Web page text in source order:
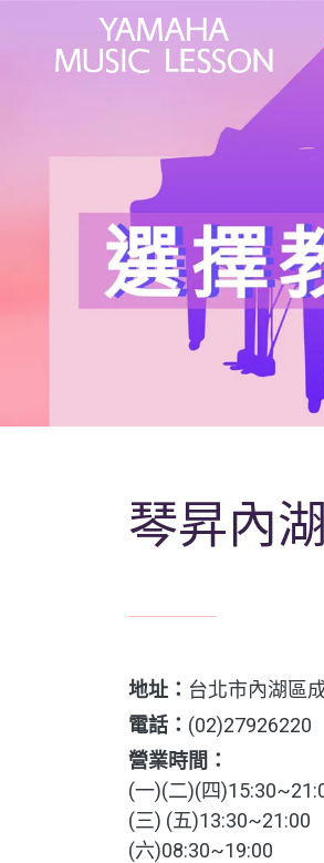
琴昇內
地址： 台北市內湖區
電話： (02)27926220
營業時間：
(一)(二)(四
(三) (五)13:30~21:00
(六)08:30~19:00